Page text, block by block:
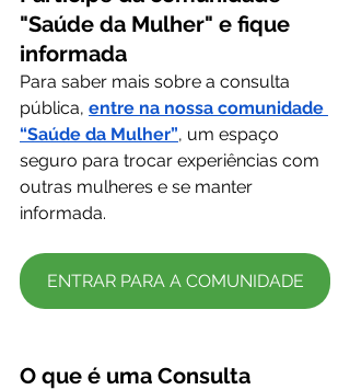
"Saúde da Mulher" e fique
informada
Para saber mais sobre a consulta
pública, entre na nossa comunidade
“Saúde da Mulher”, um espaço
seguro para trocar experiências com
outras mulheres e se manter
informada.
ENTRAR PARA A COMUNIDADE
O que é uma Consulta